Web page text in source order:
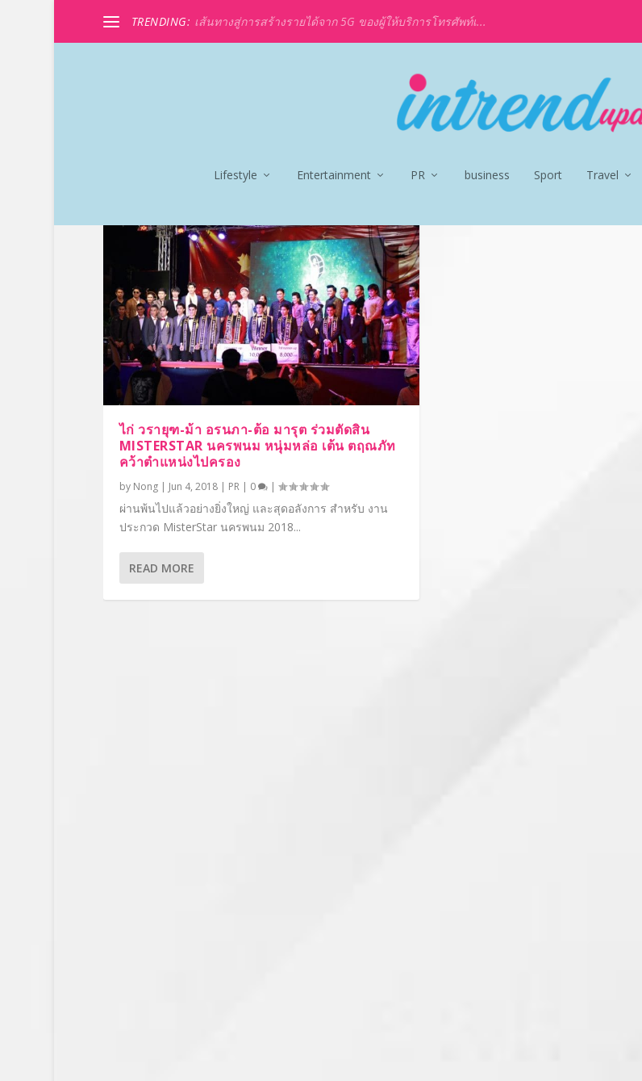
TRENDING: เส้นทางสู่การสร้างรายได้จาก 5G ของผู้ให้บริการโทรศัพท์เ...
Lifestyle Entertainment PR business Sport Travel
ม้า อรนภา กฤษฎี
ไก่ วรายุฑ-ม้า อรนภา-ต้อ มารุต ร่วมตัดสิน
MISTERSTAR นครพนม หนุ่มหล่อ เต้น ตฤณภัท
คว้าตำแหน่งไปครอง
by Nong| Jun 4, 2018| PR| 0 |
ผ่านพ้นไปแล้วอย่างยิ่งใหญ่ และสุดอลังการ สำหรับ งาน
ประกวด MisterStar นครพนม 2018...
READ MORE